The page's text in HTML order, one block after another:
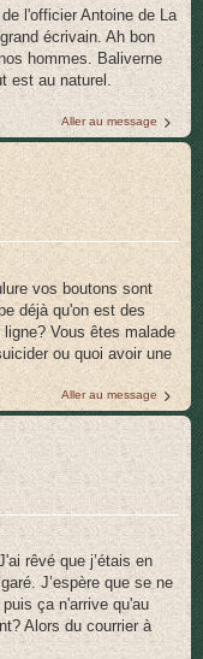
l'officier Antoine de La
écrivain. Ah bon
hommes. Baliverne
est au naturel.
Aller au message
vos boutons sont
déjà qu'on est des
Vous êtes malade
ou quoi avoir une
Aller au message
rêvé que j’étais en
J’espère que se ne
ça n'arrive qu'au
Alors du courrier à